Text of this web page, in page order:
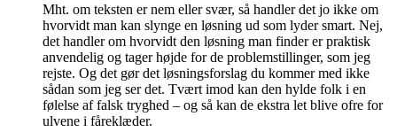
Mht. om teksten er nem eller svær, så handler det jo ikke om
hvorvidt man kan slynge en løsning ud som lyder smart. Nej,
det handler om hvorvidt den løsning man finder er praktisk
anvendelig og tager højde for de problemstillinger, som jeg
rejste. Og det gør det løsningsforslag du kommer med ikke
sådan som jeg ser det. Tvært imod kan den hylde folk i en
følelse af falsk tryghed – og så kan de ekstra let blive ofre for
ulvene i fåreklæder.